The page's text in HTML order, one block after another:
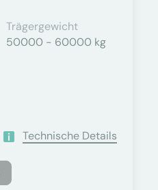
Trägergewicht
50000 - 60000 kg
Technische Details